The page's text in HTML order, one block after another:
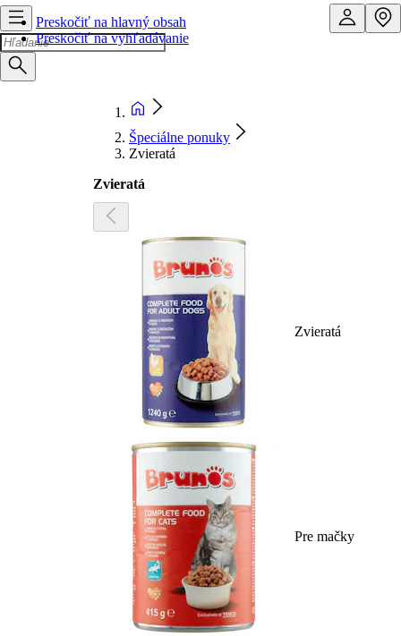
Preskočiť na hlavný obsah
Preskočiť na vyhľadávanie
Špeciálne ponuky
Zvieratá
Zvieratá
Zvieratá
Pre mačky